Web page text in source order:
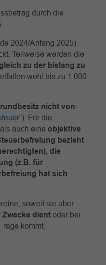
durch die
2024/Anfang 2025)
Teilweise werden die
zu der bislang zu
wohl bis zu 1.000
nicht von
“). Für die
als auch eine objektive
bezieht
die
(z.B. für
hat sich
soweit sie über
dient oder bei
kommt.